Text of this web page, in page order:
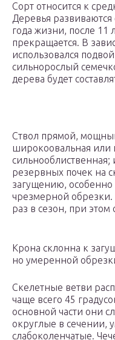
Сорт относится к
Деревья
года жизни, после 11
прекращается. В
использовался
сильнорослый
дерева будет
Ствол прямой,
широкоовальная или
сильнооблиственная;
резервных почек на
загущению,
чрезмерной
раз в сезон, при этом
Крона склонна к
но умеренной
Скелетные ветви
чаще всего 45
основной части они
округлые в сечении,
слабоколенчатые.